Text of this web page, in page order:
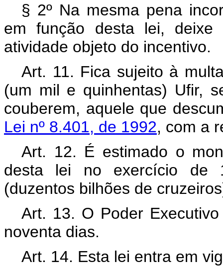
§ 2º Na mesma pena
em função desta lei,
atividade objeto do incentivo.
Art. 11. Fica sujeito à
(um mil e quinhentas) Ufir,
couberem, aquele que
Lei nº 8.401, de 1992, com a
Art. 12. É estimado o
desta lei no exercício de
(duzentos bilhões de
Art. 13. O Poder
noventa dias.
Art. 14. Esta lei entra em